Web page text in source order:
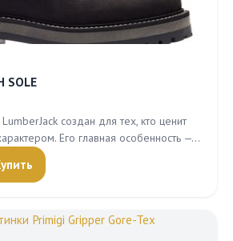
SOLE
создан для тех, кто ценит
Его главная особенность —…